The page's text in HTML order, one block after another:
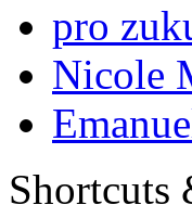
pro
Nicole
Shortcuts